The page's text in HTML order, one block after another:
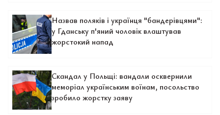
Назвав поляків і українця "бандерівцями":
у Гданську п'яний чоловік влаштував
жорстокий напад
Скандал у Польщі: вандали осквернили
меморіал українським воїнам, посольство
зробило жорстку заяву